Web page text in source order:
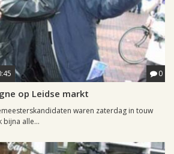
0
op Leidse markt
waren zaterdag in touw
bijna alle...